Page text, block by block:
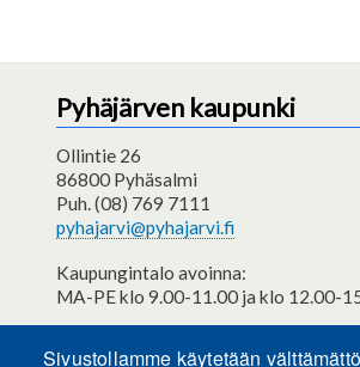
Pyhäjärven kaupunki
Ollintie 26
86800 Pyhäsalmi
Puh. (08) 769 7111
pyhajarvi@pyhajarvi.fi
Kaupungintalo avoinna:
MA-PE klo 9.00-11.00 ja klo 12.00-
Sivustollamme käytetään